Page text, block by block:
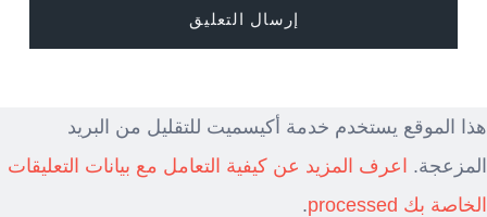
هذا الموقع يستخدم خدمة أكيسميت للتقليل من البريد
المزعجة. اعرف المزيد عن كيفية التعامل مع بيانات التعليقات
الخاصة بك processed
.